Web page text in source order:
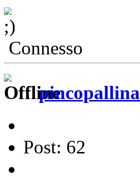
Connesso
pincopallina
Post: 62